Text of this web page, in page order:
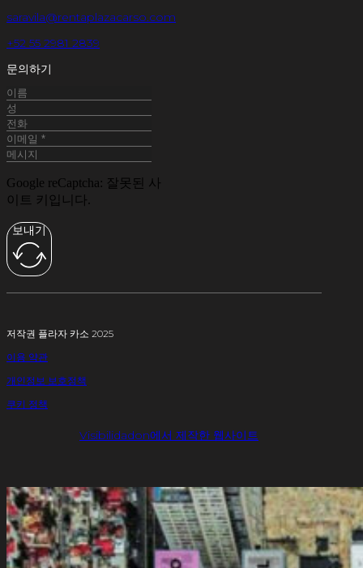
saravila@rentaplazacarso.com
+52 55 2981 2839
문의하기
Google reCaptcha: 잘못된 사
이트 키입니다.
보내기
저작권 플라자 카소 2025
이용 약관
개인정보 보호정책
쿠키 정책
Visibilidadon에서 제작한 웹사이트